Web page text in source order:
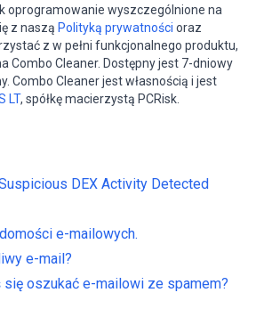
oprogramowanie wyszczególnione na
z naszą Polityką prywatności oraz
z w pełni funkcjonalnego produktu,
Combo Cleaner. Dostępny jest 7-dniowy
Combo Cleaner jest własnością i jest
LT, spółkę macierzystą PCRisk.
DEX Activity Detected
e-mailowych.
e-mail?
się oszukać e-mailowi ze spamem?